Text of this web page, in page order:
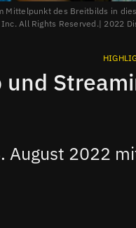
des Breitbilds in
All Rights Reserved.| 2022
und
August 2022